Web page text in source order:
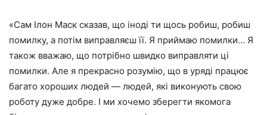
«Сам Ілон Маск сказав, що іноді ти щось робиш, робиш
помилку, а потім виправляєш її. Я приймаю помилки… Я
також вважаю, що потрібно швидко виправляти ці
помилки. Але я прекрасно розумію, що в уряді працює
багато хороших людей — людей, які виконують свою
роботу дуже добре. І ми хочемо зберегти якомога